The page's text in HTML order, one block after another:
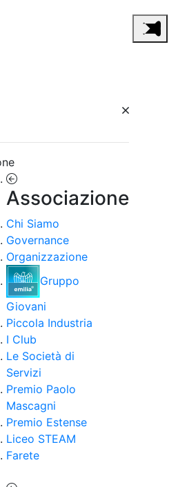
Associazione
Chi Siamo
Governance
Organizzazione
Gruppo
Giovani
Piccola Industria
I Club
Le Società di
Servizi
Premio Paolo
Mascagni
Premio Estense
Liceo STEAM
Farete